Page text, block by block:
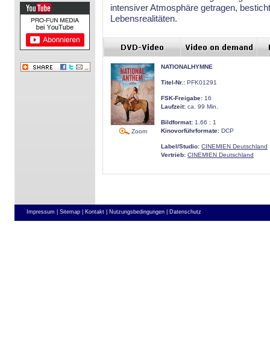
intensiver Atmosphäre getragen,
Lebensrealitäten.
Zoom
NATIONALHYMNE
Titel-Nr.: PFK01291
FSK-Freigabe: 16
Laufzeit: ca. 99 Min.
Bildformat: 1.66 : 1
Kinovorführformate: DCP
Label/Studio: CINEMIEN Deutschland
Vertrieb: CINEMIEN Deutschland
Impressum | Sitemap | Kontakt | Nutzungsbedingungen | Datenschutz